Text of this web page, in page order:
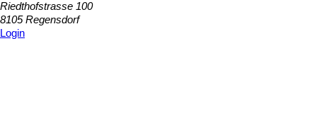
Riedthofstrasse 100
8105 Regensdorf
Login